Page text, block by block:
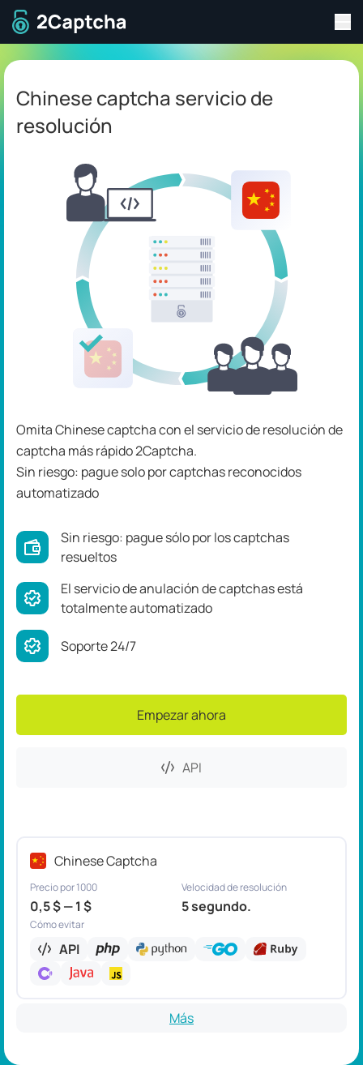
A la página de inicio
Chinese captcha servicio de
resolución
Omita Chinese captcha con el servicio de resolución de
captcha más rápido 2Captcha.
Sin riesgo: pague solo por captchas reconocidos
automatizado
Sin riesgo: pague sólo por los captchas
resueltos
El servicio de anulación de captchas está
totalmente automatizado
Soporte 24/7
Empezar ahora
API
Chinese Captcha
Precio por 1000
0,5 $ — 1 $
Velocidad de resolución
5 segundo.
Cómo evitar
API
Más